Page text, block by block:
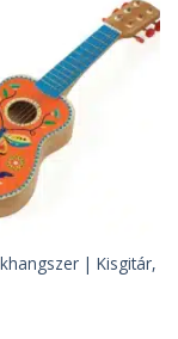
| Kisgitár,